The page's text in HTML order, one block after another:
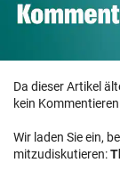
Da dieser Artikel
kein
Wir laden Sie ein,
mitzudiskutieren: